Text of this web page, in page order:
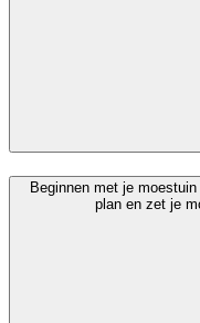
Beginnen met je moestuin
plan en zet je